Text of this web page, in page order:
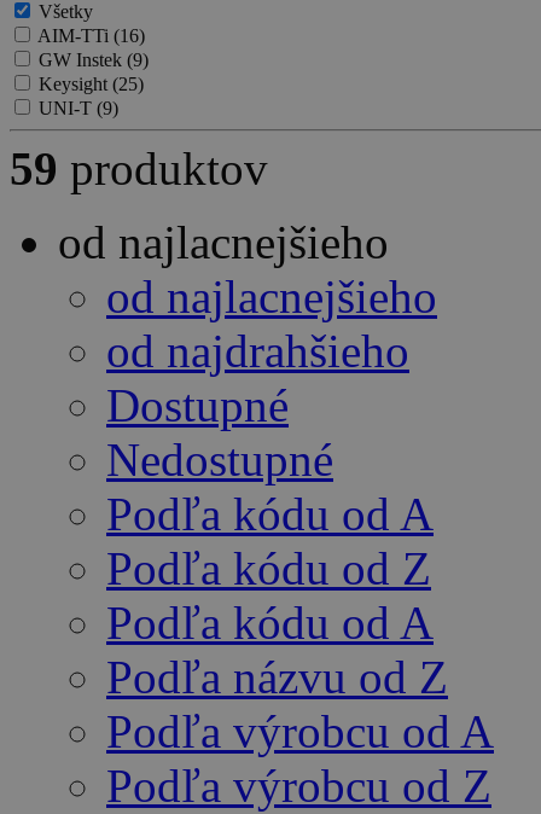
Všetky
AIM-TTi (16)
GW Instek (9)
Keysight(25)
UNI-T (9)
59 produktov
od najlacnejšieho
od najlacnejšieho
od najdrahšieho
Dostupné
Nedostupné
Podľa kódu od A
Podľa kódu od Z
Podľa kódu od A
Podľa názvu od Z
Podľa výrobcu od A
Podľa výrobcu od Z